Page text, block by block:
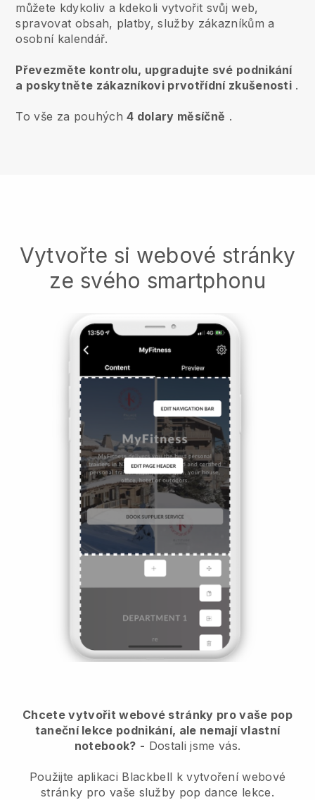
můžete kdykoliv a kdekoli vytvořit svůj web,
spravovat obsah, platby, služby zákazníkům a
osobní kalendář.
Převezměte kontrolu, upgradujte své podnikání
a poskytněte zákazníkovi prvotřídní zkušenosti .
To vše za pouhých4 dolary měsíčně .
Vytvořte si webové stránky
ze svého smartphonu
Chcete vytvořit webové stránky pro vaše pop
taneční lekce podnikání, ale nemají vlastní
notebook? - Dostali jsme vás.
Použijte aplikaci Blackbell k vytvoření webové
stránky pro vaše služby pop dance lekce.